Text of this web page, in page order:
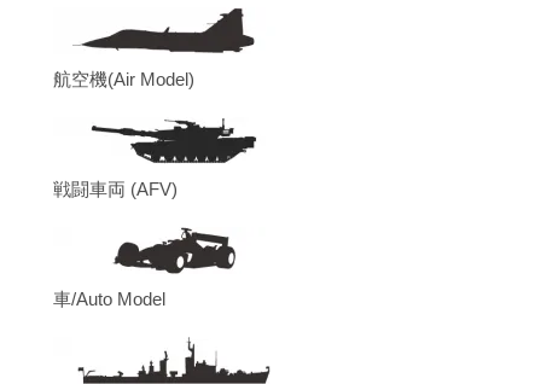
航空機(Air Model)
戦闘車両 (AFV)
車/Auto Model